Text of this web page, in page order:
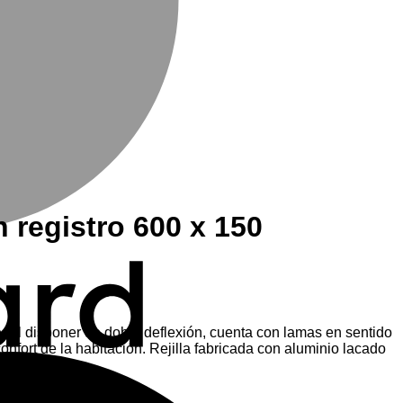
600 x 150
disponer de doble deflexión, cuenta con lamas en sentido
de la habitación. Rejilla fabricada con aluminio lacado